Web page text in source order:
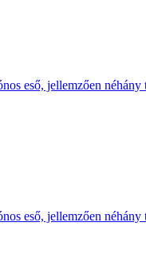
eső, jellemzően
eső, jellemzően